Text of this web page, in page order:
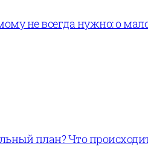
не всегда нужно: о
план? Что